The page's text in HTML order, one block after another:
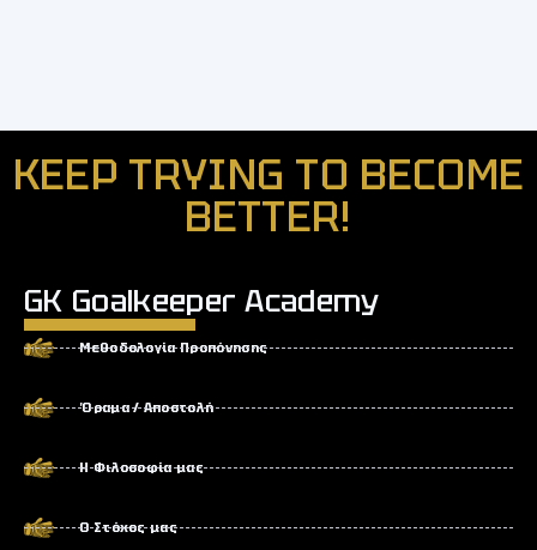
KEEP TRYING TO BECOME
BETTER!
GK Goalkeeper Academy
Μεθοδολογία Προπόνησης
Όραμα / Αποστολή
Η Φιλοσοφία μας
Ο Στόχος μας